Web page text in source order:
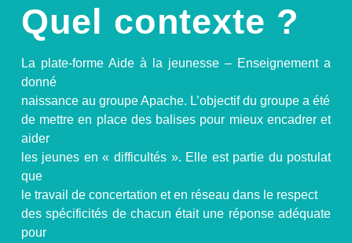
Quel contexte ?
La plate-forme Aide à la jeunesse – Enseignement a
donné
naissance au groupe Apache. L’objectif du groupe a été
de mettre en place des balises pour mieux encadrer et
aider
les jeunes en « difficultés ». Elle est partie du postulat
que
le travail de concertation et en réseau dans le respect
des spécificités de chacun était une réponse adéquate
pour